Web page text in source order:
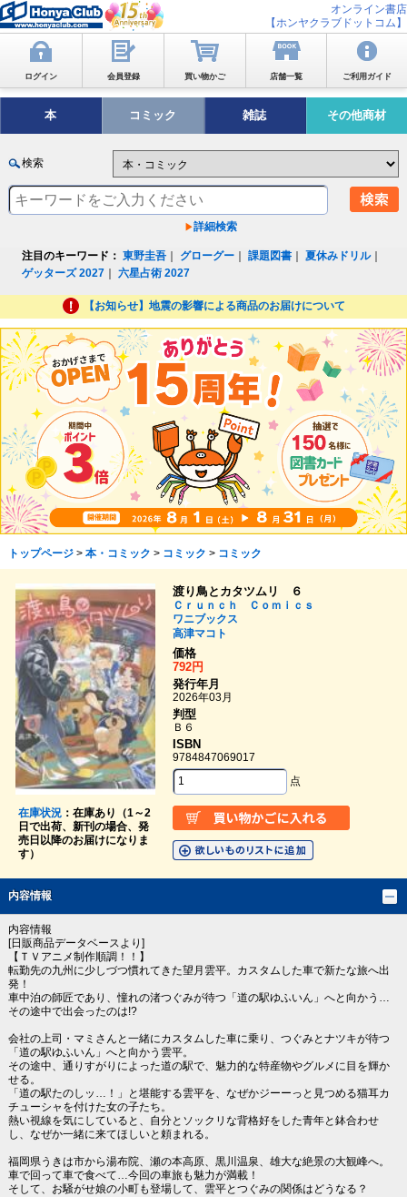
オンライン書店
【ホンヤクラブドットコム】
ログイン 会員登録 買い物かご 店舗一覧 ご利用ガイド
本 コミック 雑誌 その他商材
検索
詳細検索
注目のキーワード： 東野圭吾 グローグー ｜課題図書 ｜夏休みドリル｜
ゲッターズ 2027 ｜六星占術 2027
【お知らせ】地震の影響による商品のお届けについて
トップページ> 本・コミック > コミック > コミック
在庫状況：在庫あり（1～2
日で出荷、新刊の場合、発
売日以降のお届けになりま
す）
渡り鳥とカタツムリ ６
Ｃｒｕｎｃｈ Ｃｏｍｉｃｓ
ワニブックス
高津マコト
価格
792円
発行年月
2026年03月
判型
Ｂ６
ISBN
9784847069017
点
内容情報
内容情報
[日販商品データベースより]
【ＴＶアニメ制作順調！！】
転勤先の九州に少しづつ慣れてきた望月雲平。カスタムした車で新たな旅へ出
発！
車中泊の師匠であり、憧れの渚つぐみが待つ「道の駅ゆふいん」へと向かう…
その途中で出会ったのは!?
会社の上司・マミさんと一緒にカスタムした車に乗り、つぐみとナツキが待つ
「道の駅ゆふいん」へと向かう雲平。
その途中、通りすがりによった道の駅で、魅力的な特産物やグルメに目を輝か
せる。
「道の駅たのしッ…！」と堪能する雲平を、なぜかジーーっと見つめる猫耳カ
チューシャを付けた女の子たち。
熱い視線を気にしていると、自分とソックリな背格好をした青年と鉢合わせ
し、なぜか一緒に来てほしいと頼まれる。
福岡県うきは市から湯布院、瀬の本高原、黒川温泉、雄大な絶景の大観峰へ。
車で回って車で食べて…今回の車旅も魅力が満載！
そして、お騒がせ娘の小町も登場して、雲平とつぐみの関係はどうなる？